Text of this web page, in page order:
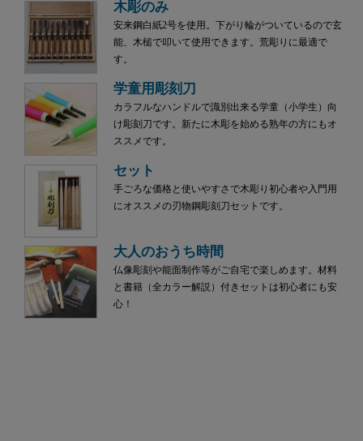
木彫のみ
安来鋼白紙2号を使用。下がり輪がついているので玄
能、木槌で叩いて使用できます。荒彫りに最適で
す。
学童用彫刻刀
カラフルなハンドルで識別出来る学童（小学生）向
け彫刻刀です。新たに木彫を始める熟年の方にもオ
ススメです。
セット
手ごろな価格と使いやすさで木彫り初心者や入門用
にオススメの刃物鋼彫刻刀セットです。
大人のおうち時間
仏像彫刻や能面制作等がご自宅で楽しめます。材料
と書籍（全カラー解説）付きセットは初心者にも安
心！